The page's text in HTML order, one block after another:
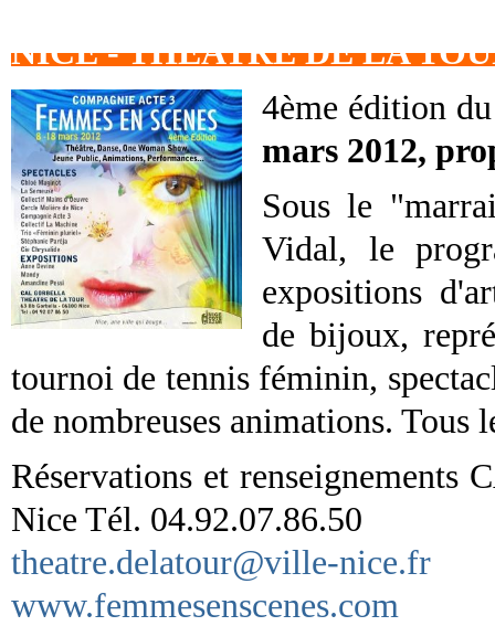
NICE - THEATRE DE LA
4ème édition
mars 2012,
Sous le
Vidal, le
expositions
de bijoux,
tournoi de tennis féminin,
de nombreuses animations. Tous
Réservations et
Nice Tél. 04.92.07.86.50
theatre.delatour@ville-nice.fr
www.femmesenscenes.com